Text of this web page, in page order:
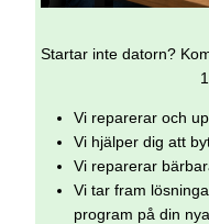
Startar inte datorn?
Vi reparerar och
Vi hjälper dig att
Vi reparerar
Vi tar fram
program på din